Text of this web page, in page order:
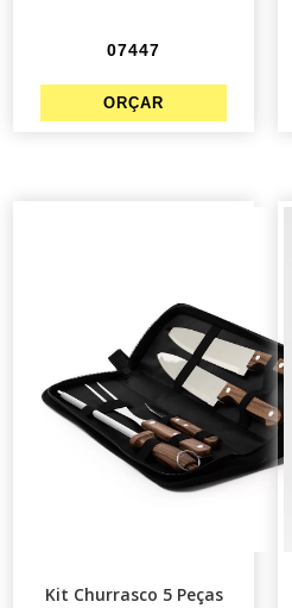
07447
Kit Churrasco 5 Peças